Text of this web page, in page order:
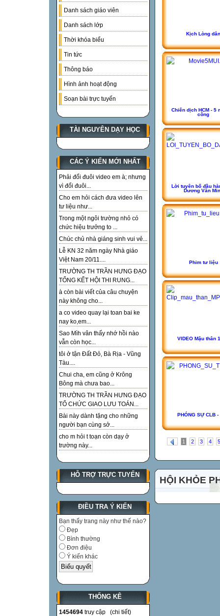
Danh sách giáo viên
Danh sách lớp
Thời khóa biểu
Tin tức
Thông báo
Hình ảnh hoạt động
Soạn bài trực tuyến
TÀI NGUYÊN DẠY HỌC
CÁC Ý KIẾN MỚI NHẤT
Phải đổi đuôi video em à; nhưng
vì đổi đuôi...
Cho em hỏi cách đưa video lên
tư liệu như...
Trong một ngôi trường nhỏ có
chức hiệu trưởng to ...
Chúc chủ nhà giáng sinh vui vẻ...
Lễ KN 32 năm ngày Nhà giáo
Việt Nam 20/11....
TRƯỜNG TH TRẦN HƯNG ĐẠO
TỔNG KẾT HỘI THI RUNG...
à còn bài viết của câu chuyện
này không cho...
a co video quay lại toan bai ke
nay ko,em...
Sao Mìh vân thấy nhớ hồi nào
vẫn còn học...
tôi ở tận Đất Đỏ, Bà Rịa - Vũng
Tàu....
Chui cha, em cũng ở Krông
Bông mà chưa bao...
TRƯỜNG TH TRẦN HƯNG ĐẠO
TỔ CHỨC GIAO LƯU TOÁN...
Bài này dành tặng cho những
người bạn cùng sở...
cho m hỏi t toạn còn dạy ở
trường này...
HỖ TRỢ TRỰC TUYẾN
ĐIỀU TRA Ý KIẾN
Bạn thấy trang này như thế nào?
Đẹp
Bình thường
Đơn điệu
Ý kiến khác
THỐNG KÊ
1454694 truy cập (chi tiết)
Kịch Lòng dân
Chiến dịch HCM - 5
công
Lời tuyên bố đầu
Dương Văn
Phim tư liệu
VIDEO Mậu thân
PHÓNG SỰ CLB -
1 2 3 4 5
HỘI KHỎE